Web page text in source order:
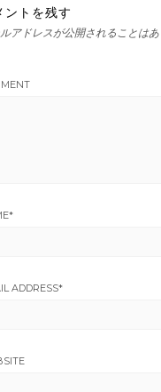
ントを残す
アドレスが公開されることはあ
*
ADDRESS*